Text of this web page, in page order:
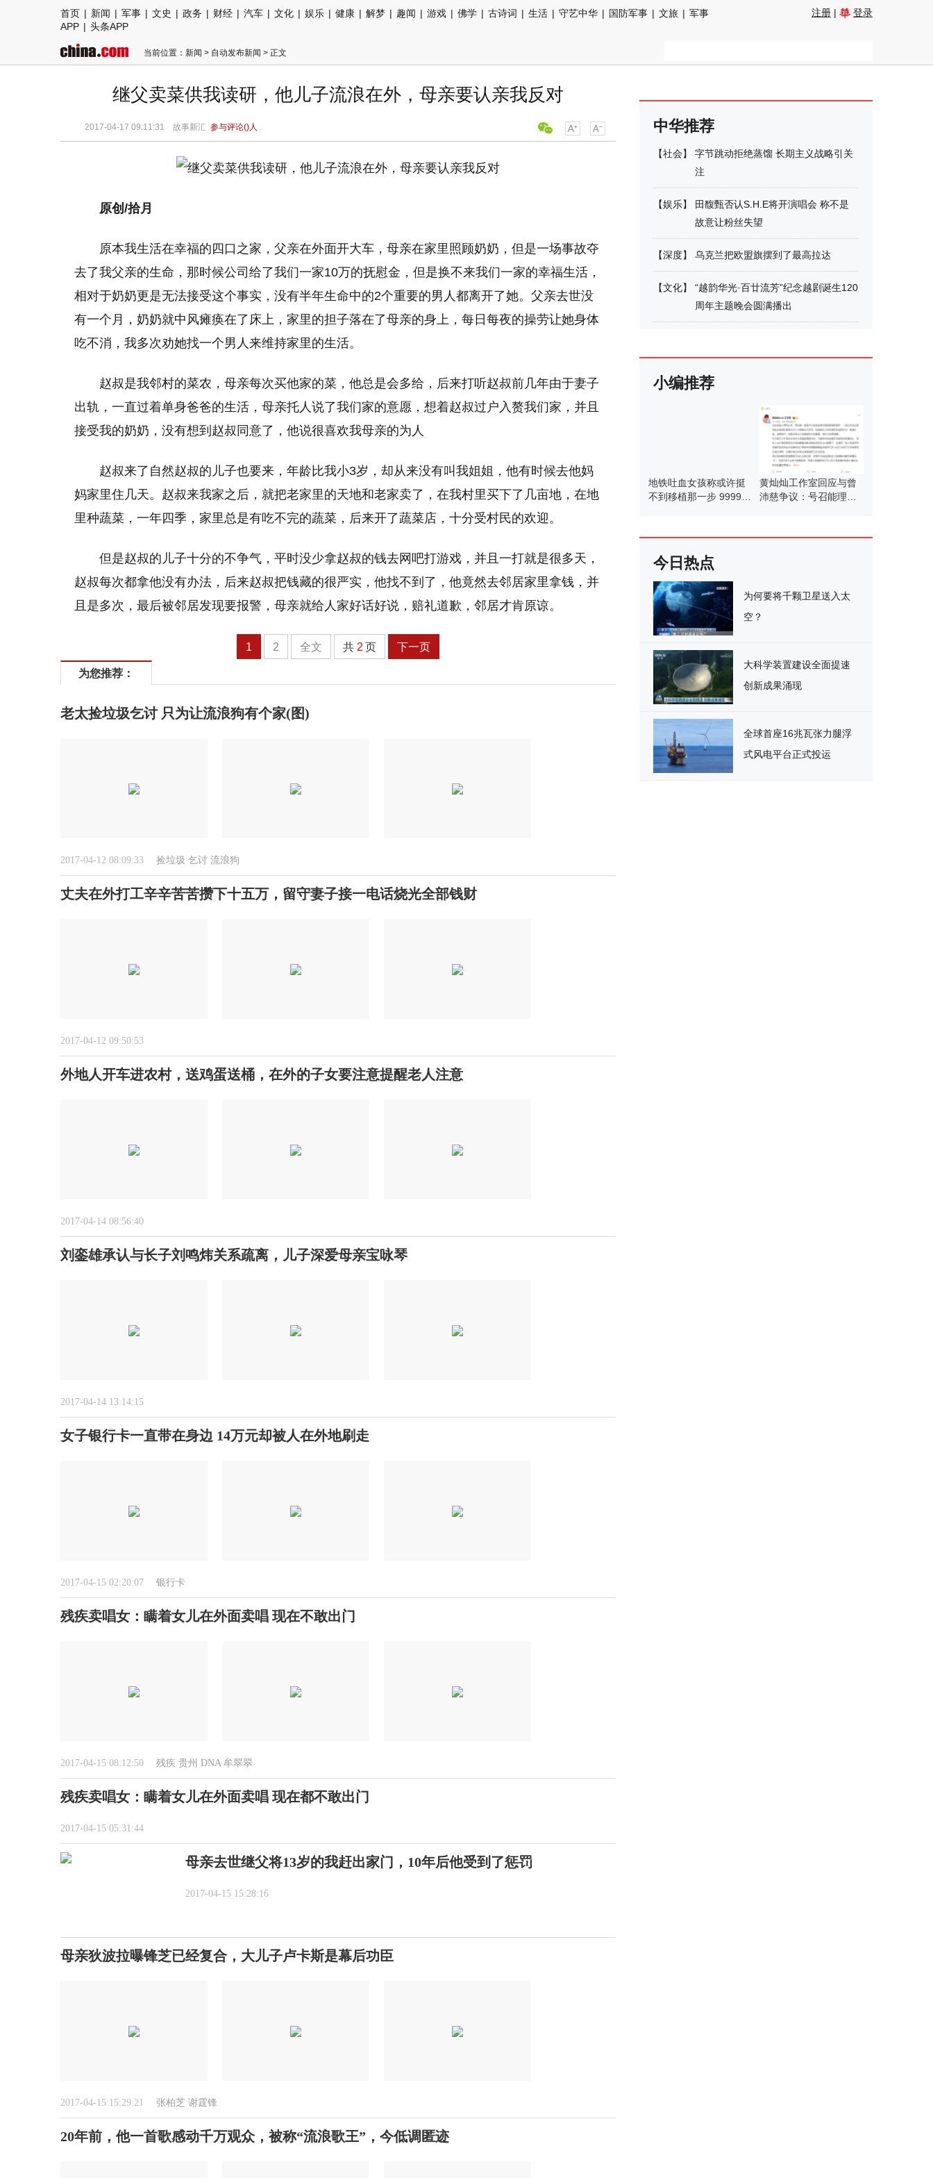
首页 | 新闻 | 军事 | 文史 | 政务 | 财经 | 汽车 | 文化 | 娱乐 | 健康 | 解梦 | 趣闻 | 游戏 | 佛学 | 古诗词 | 生活 | 守艺中华 | 国防军事 | 文旅 | 军事
APP | 头条APP
注册 | 登录
当前位置： 新闻 > 自动发布新闻 > 正文
继父卖菜供我读研，他儿子流浪在外，母亲要认亲我反对
2017-04-17 09:11:31 故事新汇 参与评论()人
原创/拾月
原本我生活在幸福的四口之家，父亲在外面开大车，母亲在家里照顾奶奶，但是一场事故夺
去了我父亲的生命，那时候公司给了我们一家10万的抚慰金，但是换不来我们一家的幸福生活，
相对于奶奶更是无法接受这个事实，没有半年生命中的2个重要的男人都离开了她。父亲去世没
有一个月，奶奶就中风瘫痪在了床上，家里的担子落在了母亲的身上，每日每夜的操劳让她身体
吃不消，我多次劝她找一个男人来维持家里的生活。
赵叔是我邻村的菜农，母亲每次买他家的菜，他总是会多给，后来打听赵叔前几年由于妻子
出轨，一直过着单身爸爸的生活，母亲托人说了我们家的意愿，想着赵叔过户入赘我们家，并且
接受我的奶奶，没有想到赵叔同意了，他说很喜欢我母亲的为人
赵叔来了自然赵叔的儿子也要来，年龄比我小3岁，却从来没有叫我姐姐，他有时候去他妈
妈家里住几天。赵叔来我家之后，就把老家里的天地和老家卖了，在我村里买下了几亩地，在地
里种蔬菜，一年四季，家里总是有吃不完的蔬菜，后来开了蔬菜店，十分受村民的欢迎。
但是赵叔的儿子十分的不争气，平时没少拿赵叔的钱去网吧打游戏，并且一打就是很多天，
赵叔每次都拿他没有办法，后来赵叔把钱藏的很严实，他找不到了，他竟然去邻居家里拿钱，并
且是多次，最后被邻居发现要报警，母亲就给人家好话好说，赔礼道歉，邻居才肯原谅。
1 2 全文 共 2 页 下一页
为您推荐：
老太捡垃圾乞讨 只为让流浪狗有个家(图)
2017-04-12 08:09:33 捡垃圾 乞讨 流浪狗
丈夫在外打工辛辛苦苦攒下十五万，留守妻子接一电话烧光全部钱财
2017-04-12 09:50:53
外地人开车进农村，送鸡蛋送桶，在外的子女要注意提醒老人注意
2017-04-14 08:56:40
刘銮雄承认与长子刘鸣炜关系疏离，儿子深爱母亲宝咏琴
2017-04-14 13:14:15
女子银行卡一直带在身边 14万元却被人在外地刷走
2017-04-15 02:20:07 银行卡
残疾卖唱女：瞒着女儿在外面卖唱 现在不敢出门
2017-04-15 08:12:50 残疾 贵州 DNA 牟翠翠
残疾卖唱女：瞒着女儿在外面卖唱 现在都不敢出门
2017-04-15 05:31:44
母亲去世继父将13岁的我赶出家门，10年后他受到了惩罚
2017-04-15 15:28:16
母亲狄波拉曝锋芝已经复合，大儿子卢卡斯是幕后功臣
2017-04-15 15:29:21 张柏芝 谢霆锋
20年前，他一首歌感动千万观众，被称“流浪歌王”，今低调匿迹
中华推荐
【社会】
字节跳动拒绝蒸馏 长期主义战略引关
注
【娱乐】
田馥甄否认S.H.E将开演唱会 称不是
故意让粉丝失望
【深度】 乌克兰把欧盟旗摆到了最高拉达
【文化】
“越韵华光·百廿流芳”纪念越剧诞生120
周年主题晚会圆满播出
小编推荐
地铁吐血女孩称或许挺
不到移植那一步 99999
黄灿灿工作室回应与曾
沛慈争议：号召能理智
今日热点
为何要将千颗卫星送入太
空？
大科学装置建设全面提速
创新成果涌现
全球首座16兆瓦张力腿浮
式风电平台正式投运